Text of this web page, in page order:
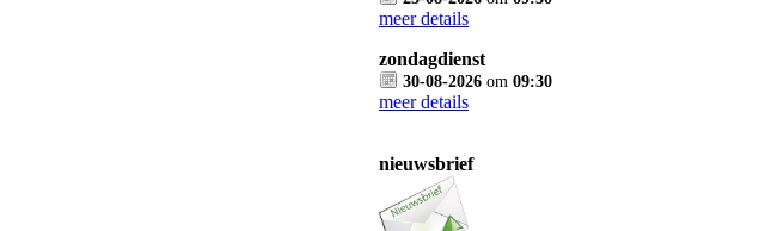
meer details
zondagdienst
30-08-2026 om 09:30
meer details
nieuwsbrief